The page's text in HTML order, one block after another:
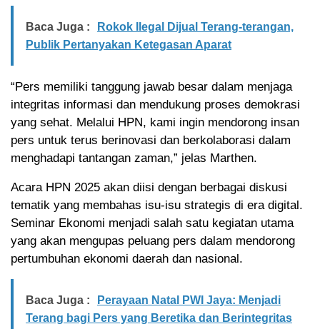
Baca Juga :
Rokok Ilegal Dijual Terang-terangan,
Publik Pertanyakan Ketegasan Aparat
“Pers memiliki tanggung jawab besar dalam menjaga
integritas informasi dan mendukung proses demokrasi
yang sehat. Melalui HPN, kami ingin mendorong insan
pers untuk terus berinovasi dan berkolaborasi dalam
menghadapi tantangan zaman,” jelas Marthen.
Acara HPN 2025 akan diisi dengan berbagai diskusi
tematik yang membahas isu-isu strategis di era digital.
Seminar Ekonomi menjadi salah satu kegiatan utama
yang akan mengupas peluang pers dalam mendorong
pertumbuhan ekonomi daerah dan nasional.
Baca Juga :
Perayaan Natal PWI Jaya: Menjadi
Terang bagi Pers yang Beretika dan Berintegritas